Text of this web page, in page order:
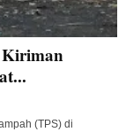
Kiriman
(TPS) di